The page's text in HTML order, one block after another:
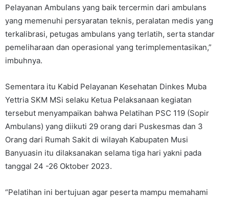
Pelayanan Ambulans yang baik tercermin dari ambulans
yang memenuhi persyaratan teknis, peralatan medis yang
terkalibrasi, petugas ambulans yang terlatih, serta standar
pemeliharaan dan operasional yang terimplementasikan,”
imbuhnya.
Sementara itu Kabid Pelayanan Kesehatan Dinkes Muba
Yettria SKM MSi selaku Ketua Pelaksanaan kegiatan
tersebut menyampaikan bahwa Pelatihan PSC 119 (Sopir
Ambulans) yang diikuti 29 orang dari Puskesmas dan 3
Orang dari Rumah Sakit di wilayah Kabupaten Musi
Banyuasin itu dilaksanakan selama tiga hari yakni pada
tanggal 24 -26 Oktober 2023.
“Pelatihan ini bertujuan agar peserta mampu memahami